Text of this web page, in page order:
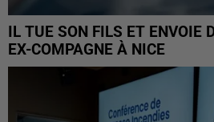
IL TUE SON FILS ET ENVOIE
EX-COMPAGNE À NICE